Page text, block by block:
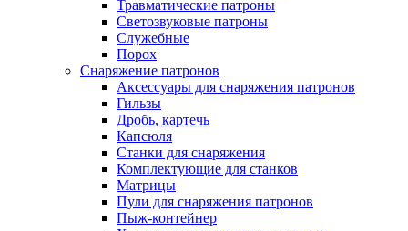
Травматические патроны
Светозвуковые патроны
Служебные
Порох
Снаряжение патронов
Аксессуары для снаряжения патронов
Гильзы
Дробь, картечь
Капсюля
Станки для снаряжения
Комплектующие для станков
Матрицы
Пули для снаряжения патронов
Пыж-контейнер